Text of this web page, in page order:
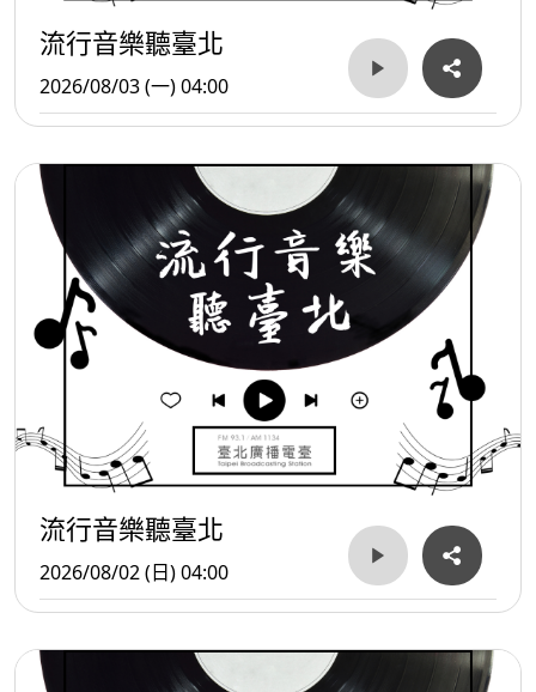
流行音樂聽臺北
2026/08/03 (一) 04:00
流行音樂聽臺北
2026/08/02 (日) 04:00